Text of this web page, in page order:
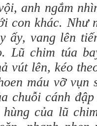
anh ngắm
con khác. Như
ấy, vang lên
Lũ chim túa
vút lên, kéo
máu vỡ vụn
chuỗi cánh
của lũ